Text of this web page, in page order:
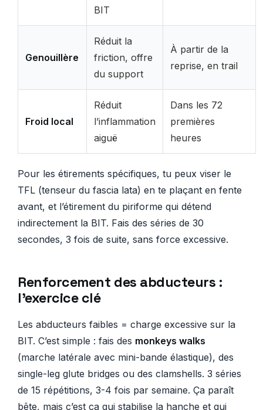
BIT
Genouillère
Réduit la
friction, offre
du support
À partir de la
reprise, en trail
Froid local
Réduit
l’inflammation
aiguë
Dans les 72
premières
heures
Pour les étirements spécifiques, tu peux viser le
TFL (tenseur du fascia lata) en te plaçant en fente
avant, et l’étirement du piriforme qui détend
indirectement la BIT. Fais des séries de 30
secondes, 3 fois de suite, sans force excessive.
Renforcement des abducteurs :
l’exercice clé
Les abducteurs faibles = charge excessive sur la
BIT. C’est simple : fais des monkeys walks
(marche latérale avec mini-bande élastique), des
single-leg glute bridges ou des clamshells. 3 séries
de 15 répétitions, 3-4 fois par semaine. Ça paraît
bête, mais c’est ça qui stabilise la hanche et qui